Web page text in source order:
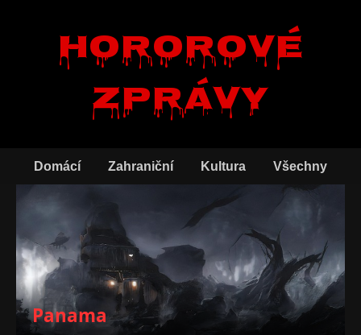
Hororové
zprávy
Domácí Zahraniční Kultura Všechny
Panama